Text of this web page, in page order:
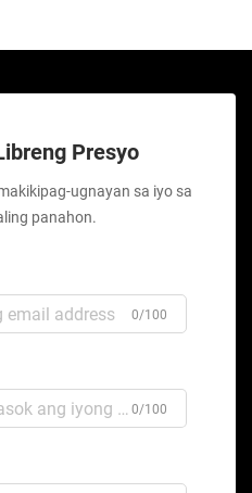
Presyo
ugnayan sa iyo sa
panahon.
0/100
0/100